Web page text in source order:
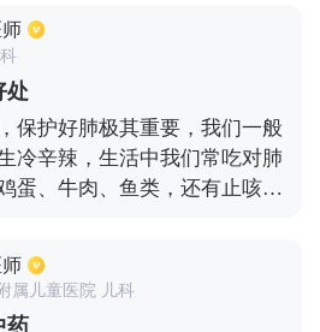
药物。临床上经常选用板蓝
花、桑叶、荆芥等药物配伍，
灭病毒的作用，具有很好的抗
抗病毒药物还可选用一些中成
剂或抗病毒颗粒等相关中成药
灭是非常有利的，而选择合适
非常快速有效的。
处
保护好肺极其重要，我们一般
冷辛辣，生活中我们常吃对肺
蛋、牛肉、鱼类，还有止咳化
属儿童医院 儿科
药